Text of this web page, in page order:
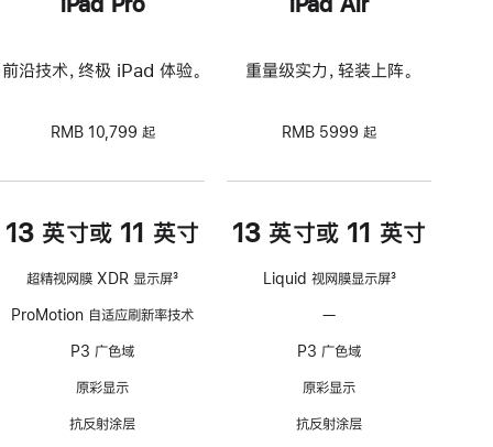
前沿技术，终极 iPad 体验。
RMB 10,799 起
13 英寸或 11 英寸
超精视网膜 XDR 显示屏
注
3
ProMotion 自适应刷新率技术
P3 广色域
原彩显示
抗反射涂层
重量级实力，轻装上阵。
RMB 5999 起
13 英寸或 11 英寸
Liquid 视网膜显示屏3
—
持
ProMotion
适
P3 广色域
原彩显示
抗反射涂层